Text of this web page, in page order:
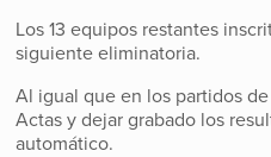
Los 13 equipos restantes
siguiente eliminatoria.
Al igual que en los partidos
Actas y dejar grabado los
automático.